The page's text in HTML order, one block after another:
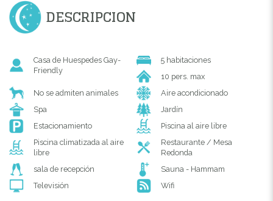
DESCRIPCION
Casa de Huespedes Gay-
Friendly
5 habitaciones
10 pers. max
No se admiten animales
Aire acondicionado
Spa
Jardín
Estacionamiento
Piscina al aire libre
Piscina climatizada al aire
libre
Restaurante / Mesa
Redonda
sala de recepción
Sauna - Hammam
Televisión
Wifi